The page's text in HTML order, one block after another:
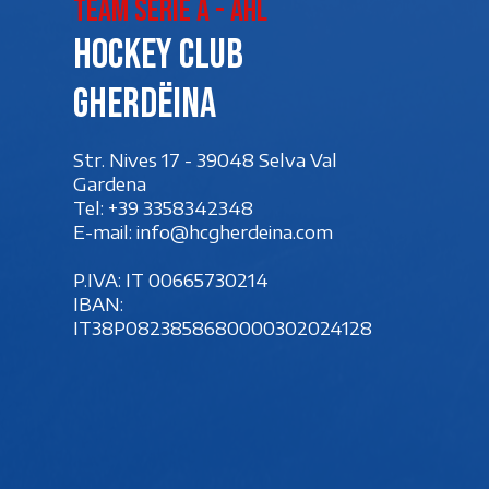
Team Serie A - AHL
Hockey club
Gherdëina
Str. Nives 17 - 39048 Selva Val
Gardena
Tel: +39 3358342348
E-mail: info@hcgherdeina.com
P.IVA: IT 00‍665730214
IBAN:
IT38P0823858680000302024128